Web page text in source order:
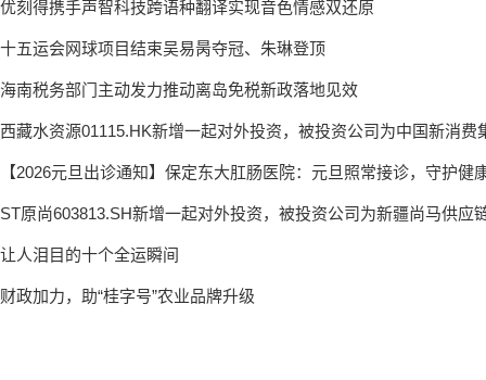
优刻得携手声智科技跨语种翻译实现音色情感双还原
十五运会网球项目结束吴易昺夺冠、朱琳登顶
海南税务部门主动发力推动离岛免税新政落地见效
西藏水资源01115.HK新增一起对外投资，被投资公司为中国新消费
【2026元旦出诊通知】保定东大肛肠医院：元旦照常接诊，守护健
ST原尚603813.SH新增一起对外投资，被投资公司为新疆尚马供应
让人泪目的十个全运瞬间
财政加力，助“桂字号”农业品牌升级